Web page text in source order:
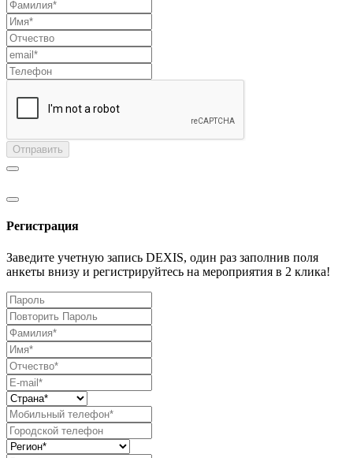
Отправить
Регистрация
Заведите учетную запись DEXIS, один раз заполнив поля
анкеты внизу и регистрируйтесь на мероприятия в 2 клика!